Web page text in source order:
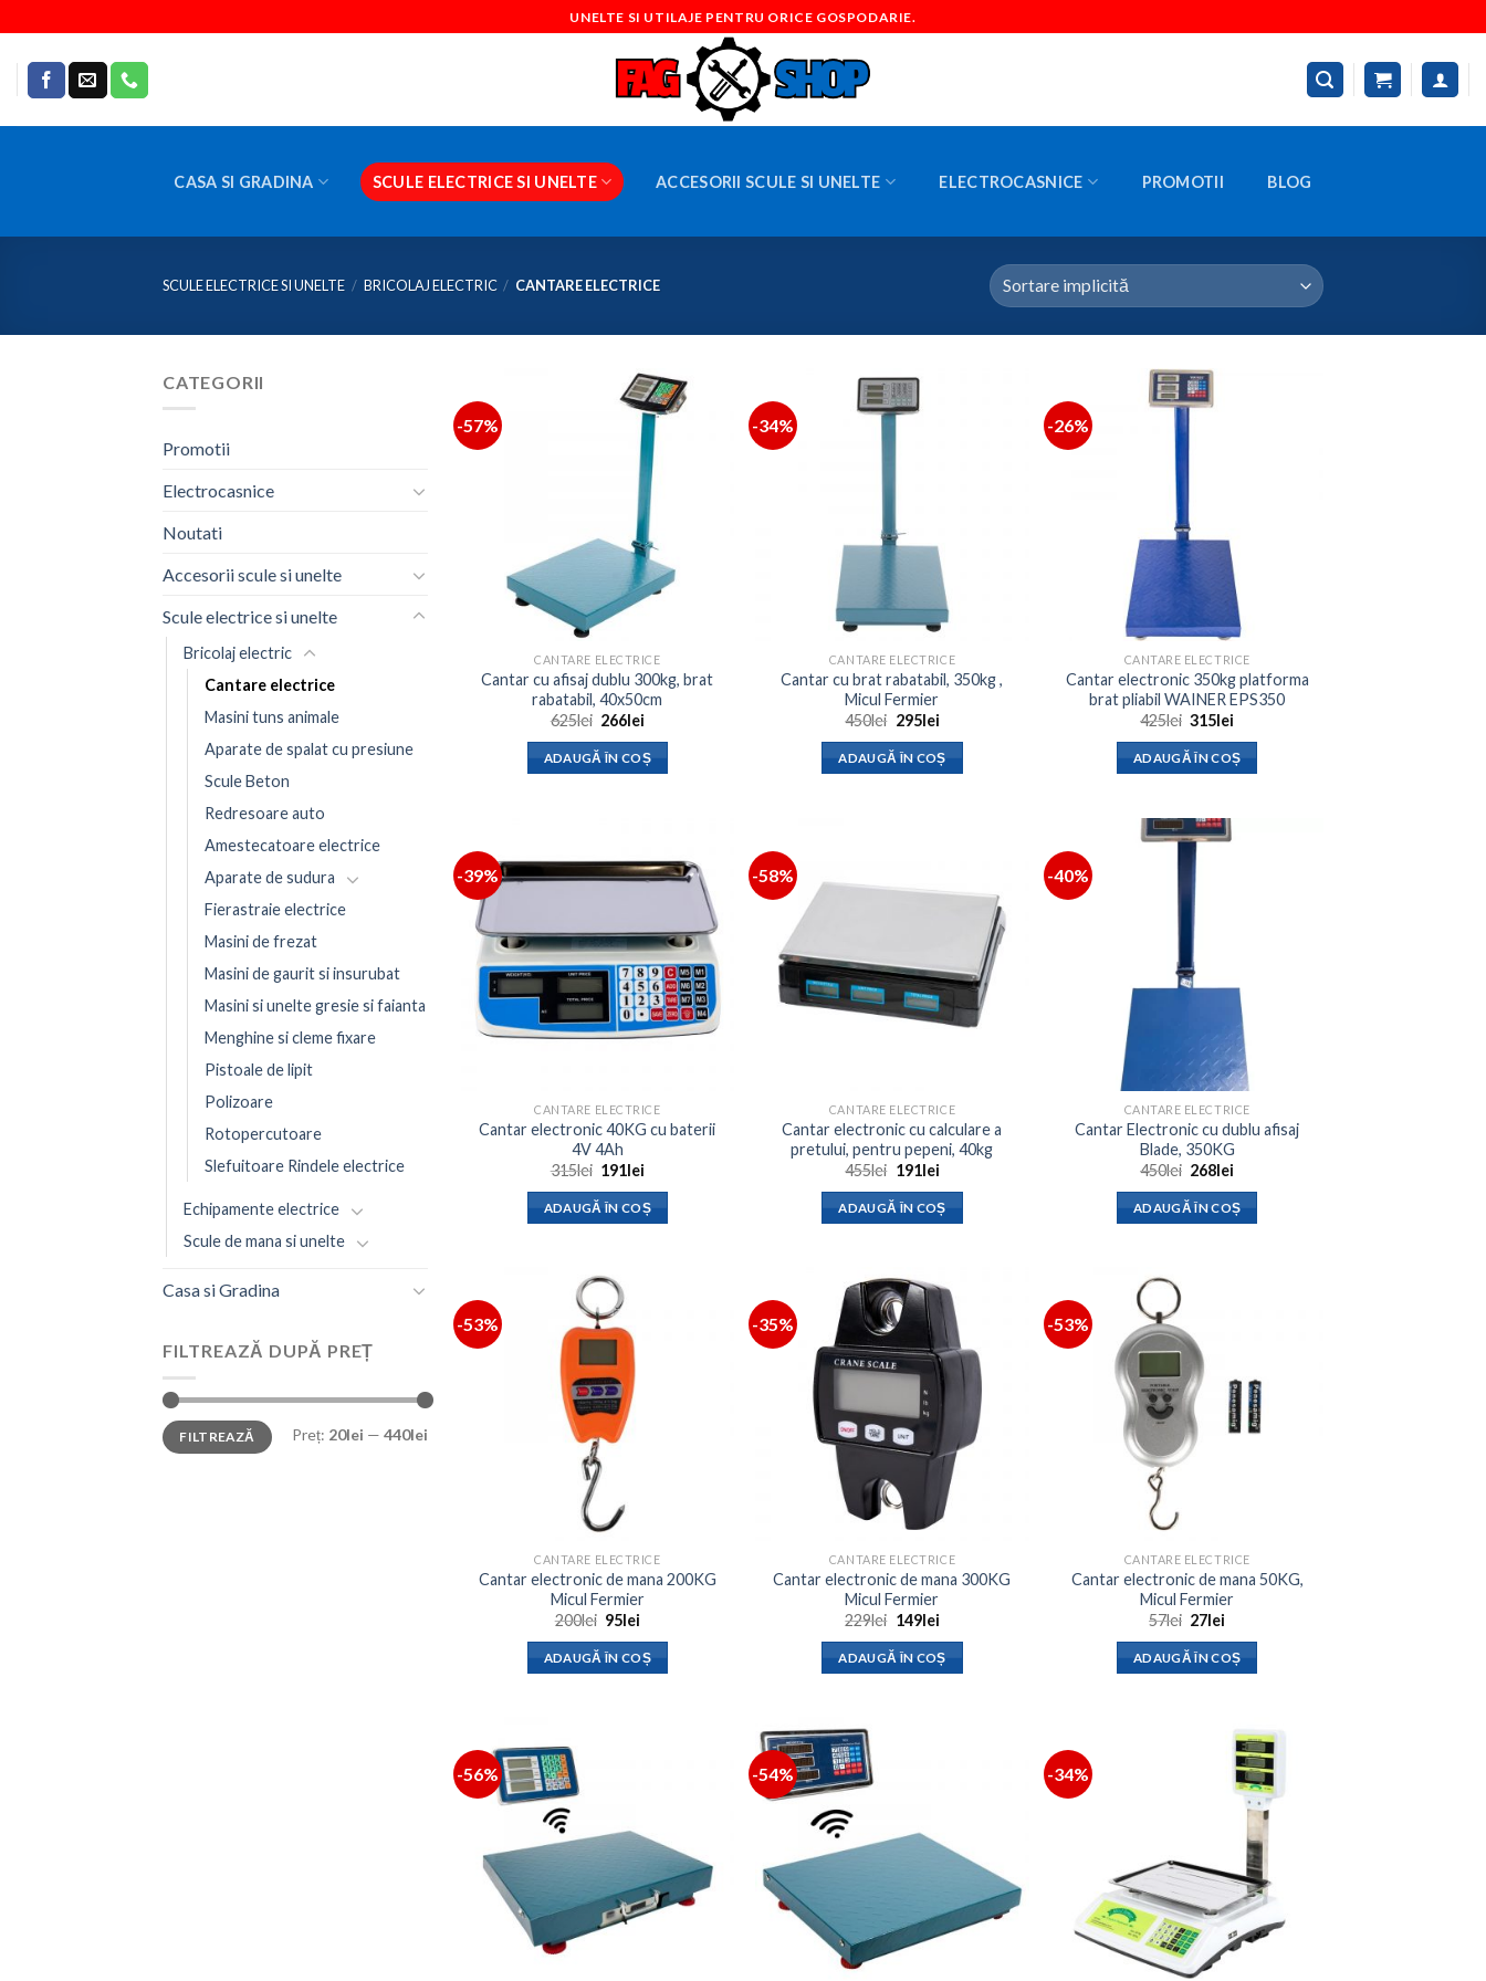
to
content
UNELTE SI UTILAJE PENTRU ORICE GOSPODARIE.
CASA SI GRADINA SCULE ELECTRICE SI UNELTE ACCESORII SCULE SI UNELTE ELECTROCASNICE PROMOTII BLOG
SCULE ELECTRICE SI UNELTE / BRICOLAJ ELECTRIC / CANTARE ELECTRICE
CATEGORII
Promotii
Electrocasnice
Noutati
Accesorii scule si unelte
Scule electrice si unelte
Bricolaj electric
Cantare electrice
Masini tuns animale
Aparate de spalat cu presiune
Scule Beton
Redresoare auto
Amestecatoare electrice
Aparate de sudura
Fierastraie electrice
Masini de frezat
Masini de gaurit si insurubat
Masini si unelte gresie si faianta
Menghine si cleme fixare
Pistoale de lipit
Polizoare
Rotopercutoare
Slefuitoare Rindele electrice
Echipamente electrice
Scule de mana si unelte
Casa si Gradina
FILTREAZĂ DUPĂ PREȚ
Preț
minim
Preț
maxim
FILTREAZĂ Preț: 20lei — 440lei
-57%
CANTARE ELECTRICE
Cantar cu afisaj dublu 300kg, brat
rabatabil, 40x50cm
625lei Prețul
a
fost:
266leiPrețul
este:
266lei.
ADAUGĂ ÎN COȘ
-34%
CANTARE ELECTRICE
Cantar cu brat rabatabil, 350kg ,
Micul Fermier
450lei Prețul
a
fost:
295leiPrețul
este:
295lei.
ADAUGĂ ÎN COȘ
-26%
CANTARE ELECTRICE
Cantar electronic 350kg platforma
brat pliabil WAINER EPS350
425lei Prețul
a
fost:
315lei
este:
315lei.
ADAUGĂ ÎN COȘ
-39%
CANTARE ELECTRICE
Cantar electronic 40KG cu baterii
4V 4Ah
315lei Prețul
a
fost:
191leiPrețul
este:
191lei.
ADAUGĂ ÎN COȘ
-58%
CANTARE ELECTRICE
Cantar electronic cu calculare a
pretului, pentru pepeni, 40kg
455lei Prețul
a
fost:
191leiPrețul
este:
191lei.
ADAUGĂ ÎN COȘ
-40%
CANTARE ELECTRICE
Cantar Electronic cu dublu afisaj
Blade, 350KG
450lei Prețul
a
fost:
268lei
este:
268lei.
ADAUGĂ ÎN COȘ
-53%
CANTARE ELECTRICE
Cantar electronic de mana 200KG
Micul Fermier
200lei Prețul
a
fost:
95leiPrețul
este:
95lei.
ADAUGĂ ÎN COȘ
-35%
CANTARE ELECTRICE
Cantar electronic de mana 300KG
Micul Fermier
229lei Prețul
a
fost:
149leiPrețul
este:
149lei.
ADAUGĂ ÎN COȘ
-53%
CANTARE ELECTRICE
Cantar electronic de mana 50KG,
Micul Fermier
57lei Prețul
a
fost:
27lei
este:
27lei.
ADAUGĂ ÎN COȘ
-56% -54% -34%